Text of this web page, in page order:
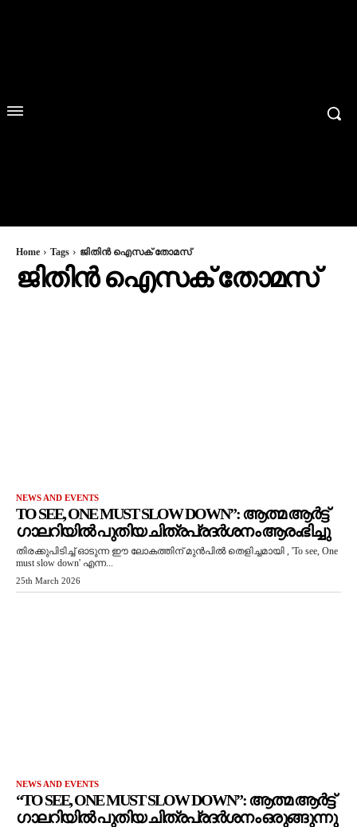
Home Tags ജിതിൻ ഐസക് തോമസ്
ജിതിൻ ഐസക് തോമസ്
NEWS AND EVENTS
TO SEE, ONE MUST SLOW DOWN”: ആത്മ ആർട്ട്
ഗാലറിയിൽ പുതിയ ചിത്രപ്രദർശനം ആരംഭിച്ചു
തിരക്കുപിടിച്ച് ഓടുന്ന ഈ ലോകത്തിന് മുൻപിൽ തെളിച്ചമായി , 'To see, One
must slow down' എന്ന...
25th March 2026
NEWS AND EVENTS
“TO SEE, ONE MUST SLOW DOWN”: ആത്മ ആർട്ട്
ഗാലറിയിൽ പുതിയ ചിത്രപ്രദർശനം ഒരുങ്ങുന്നു